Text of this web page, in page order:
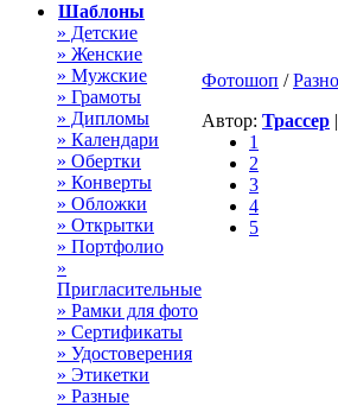
Шаблоны
» Детские
» Женские
» Мужские
» Грамоты
» Дипломы
» Календари
» Обертки
» Конверты
» Обложки
» Открытки
» Портфолио
»
Пригласительные
» Рамки для фото
» Сертификаты
» Удостоверения
» Этикетки
» Разные
Фотошоп /
Автор: Трассер |
1
2
3
4
5